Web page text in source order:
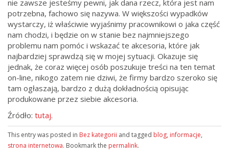
nie zawsze jesteśmy pewni, jak dana rzecz, która jest nam
potrzebna, fachowo się nazywa. W większości wypadków
wystarczy, iż właściwie wyjaśnimy pracownikowi o jaka część
nam chodzi, i będzie on w stanie bez najmniejszego
problemu nam pomóc i wskazać te akcesoria, które jak
najbardziej sprawdzą się w mojej sytuacji. Okazuje się
jednak, że coraz więcej osób poszukuje treści na ten temat
on-line, nikogo zatem nie dziwi, że firmy bardzo szeroko się
tam ogłaszają, bardzo z dużą dokładnością opisując
produkowane przez siebie akcesoria.
Źródło: tutaj.
This entry was posted in Bez kategorii and tagged blog, informacje,
strona internetowa. Bookmark the permalink.